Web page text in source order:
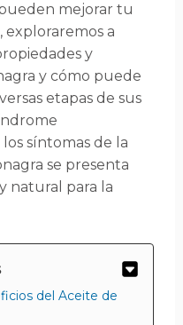
mejorar tu
exploraremos a
y
y cómo puede
etapas de sus
síntomas de la
se presenta
natural para la
del Aceite de